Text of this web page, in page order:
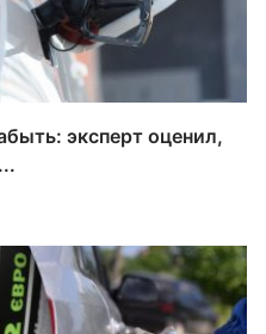
эксперт оценил,